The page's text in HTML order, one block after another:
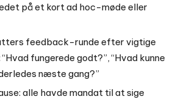
på et kort ad hoc-møde eller
feedback-runde efter vigtige
fungerede godt?”, “Hvad kunne
næste gang?”
alle havde mandat til at sige